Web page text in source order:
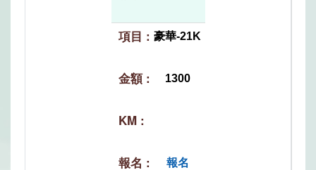
豪華-21K
1300
報名